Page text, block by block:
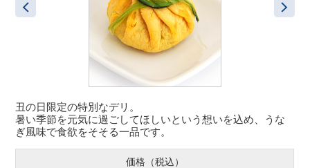
丑の日限定の特別なデリ。
暑い季節を元気に過ごしてほしいという想いを込め、うな
ぎ風味で食欲をそそる一品です。
価格（税込）